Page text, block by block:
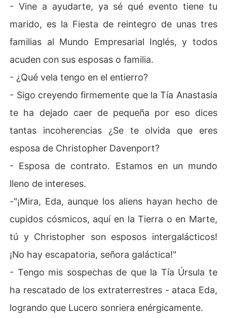
- Vine a ayudarte, ya sé qué evento tiene tu
marido, es la Fiesta de reintegro de unas tres
familias al Mundo Empresarial Inglés, y todos
acuden con sus esposas o familia.
- ¿Qué vela tengo en el entierro?
- Sigo creyendo firmemente que la Tía Anastasia
te ha dejado caer de pequeña por eso dices
tantas incoherencias ¿Se te olvida que eres
esposa de Christopher Davenport?
- Esposa de contrato. Estamos en un mundo
lleno de intereses.
-"¡Mira, Eda, aunque los aliens hayan hecho de
cupidos cósmicos, aquí en la Tierra o en Marte,
tú y Christopher son esposos intergalácticos!
¡No hay escapatoria, señora galáctica!"
- Tengo mis sospechas de que la Tía Úrsula te
ha rescatado de los extraterrestres - ataca Eda,
logrando que Lucero sonriera enérgicamente.